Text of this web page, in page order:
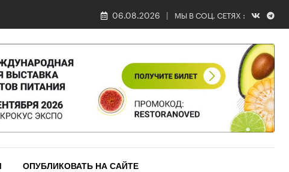
06.08.2026 МЫ В СОЦ. СЕТЯХ :
ОПУБЛИКОВАТЬ НА САЙТЕ